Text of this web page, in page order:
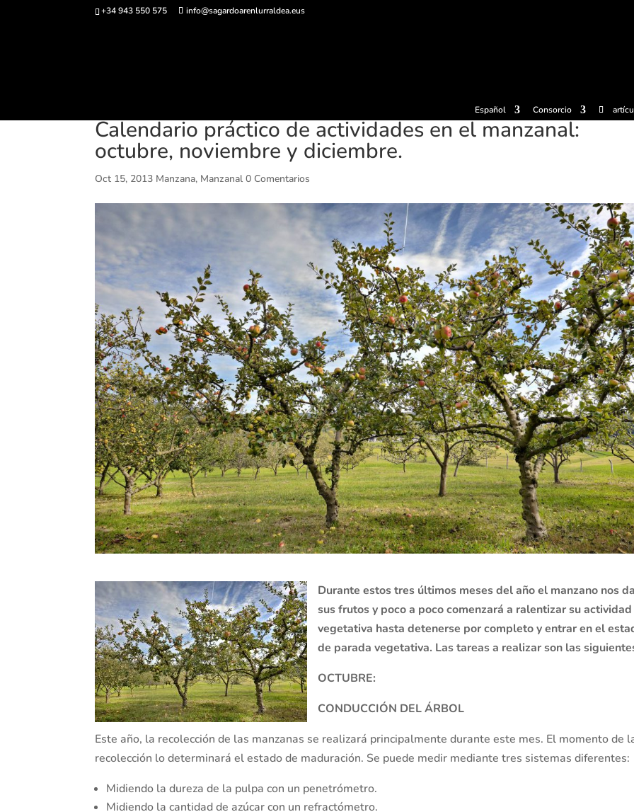
+34 943 550 575 info@sagardoarenlurraldea.eus
Español Consorcio
Calendario práctico de actividades en el manzanal:
octubre, noviembre y diciembre.
Oct 15, 2013 Manzana, Manzanal 0 Comentarios
Durante estos tres últimos meses del año el manzano nos
sus frutos y poco a poco comenzará a ralentizar su actividad
vegetativa hasta detenerse por completo y entrar en el
de parada vegetativa. Las tareas a realizar son las
OCTUBRE:
CONDUCCIÓN DEL ÁRBOL
Este año, la recolección de las manzanas se realizará principalmente durante este mes. El momento de
recolección lo determinará el estado de maduración. Se puede medir mediante tres sistemas diferentes:
Midiendo la dureza de la pulpa con un penetrómetro.
Midiendo la cantidad de azúcar con un refractómetro.